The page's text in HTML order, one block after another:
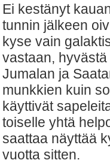
Ei kestänyt
tunnin jälkeen
kyse vain
vastaan,
Jumalan ja
munkkien kuin
käyttivät
toiselle yhtä
saattaa näyttää
vuotta sitten.